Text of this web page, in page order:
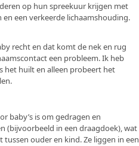
op hun spreekuur krijgen met
een verkeerde lichaamshouding.
recht en dat komt de nek en rug
een probleem. Ik heb
het huilt en alleen probeert het
baby’s is om gedragen en
(bijvoorbeeld in een draagdoek), wat
ouder en kind. Ze liggen in een